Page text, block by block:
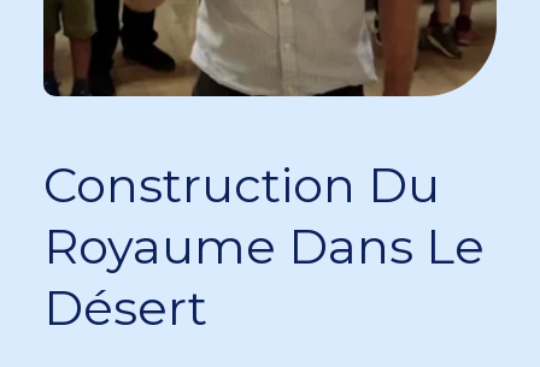
Construction Du
Royaume Dans Le
Désert